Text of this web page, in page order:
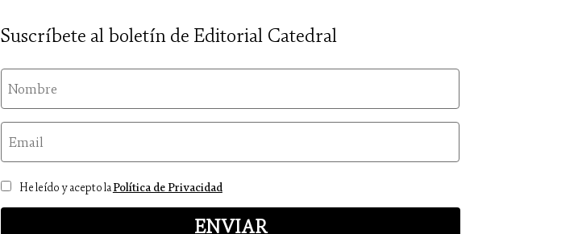
Suscríbete al boletín de Editorial Catedral
Consentimiento
He leído y acepto laPolítica de Privacidad